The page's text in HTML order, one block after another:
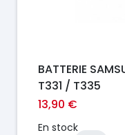
BATTERIE
T331 / T335
13,90 €
En stock